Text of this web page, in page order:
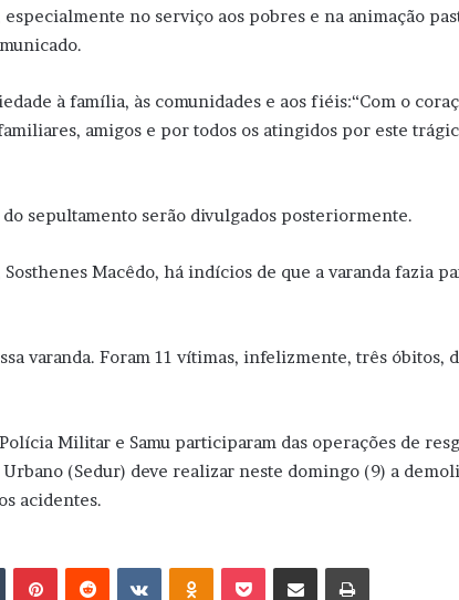
no serviço aos pobres e na animação
à família, às comunidades e aos fiéis:“Com o
amigos e por todos os atingidos por este
sepultamento serão divulgados posteriormente.
Macêdo, há indícios de que a varanda fazia
varanda. Foram 11 vítimas, infelizmente, três óbitos,
Militar e Samu participaram das operações de
(Sedur) deve realizar neste domingo (9) a
acidentes.
VK OK